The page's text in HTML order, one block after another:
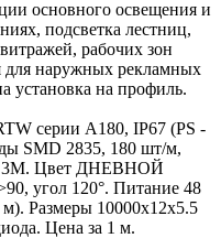
основного освещения и
подсветка лестниц,
рабочих зон
для наружных рекламных
установка на профиль.
серии A180, IP67 (PS -
SMD 2835, 180 шт/м,
3M. Цвет ДНЕВНОЙ
угол 120°. Питание 48
Размеры 10000x12x5.5
Цена за 1 м.